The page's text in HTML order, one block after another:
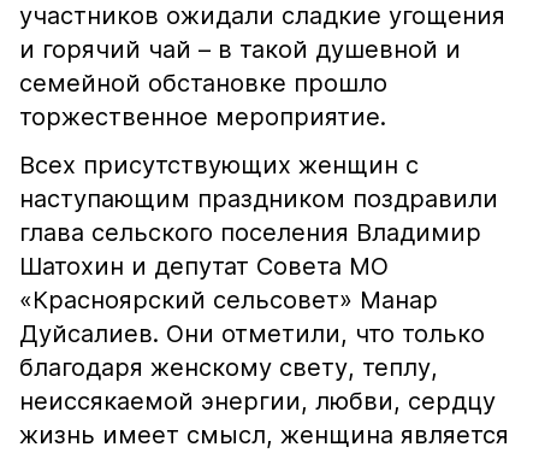
участников ожидали сладкие угощения
и горячий чай – в такой душевной и
семейной обстановке прошло
торжественное мероприятие.
Всех присутствующих женщин с
наступающим праздником поздравили
глава сельского поселения Владимир
Шатохин и депутат Совета МО
«Красноярский сельсовет» Манар
Дуйсалиев. Они отметили, что только
благодаря женскому свету, теплу,
неиссякаемой энергии, любви, сердцу
жизнь имеет смысл, женщина является